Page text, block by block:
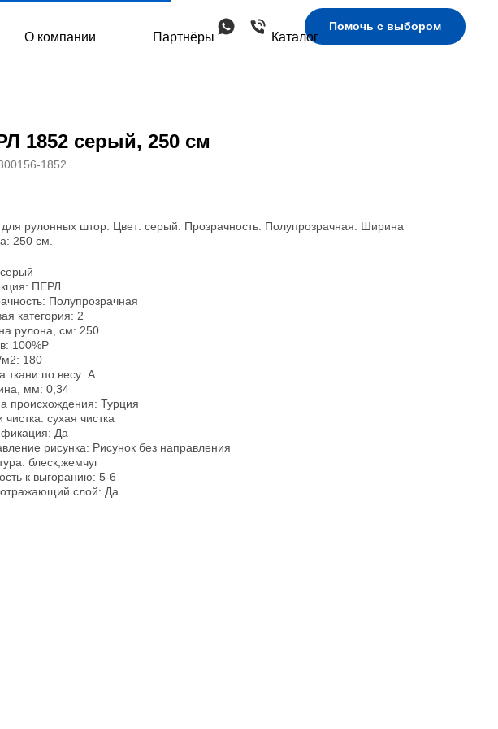
Помочь с выбором
О компании Партнёры
Каталог
1852 серый, 250 см
1852
для рулонных штор. Цвет: серый. Прозрачность: Полупрозрачная. Ширина
250 см.
ПЕРЛ
Полупрозрачная
категория: 2
рулона, см: 250
100%P
м2: 180
ткани по весу: A
мм: 0,34
происхождения: Турция
чистка: сухая чистка
Да
рисунка: Рисунок без направления
блеск,жемчуг
к выгоранию: 5-6
слой: Да